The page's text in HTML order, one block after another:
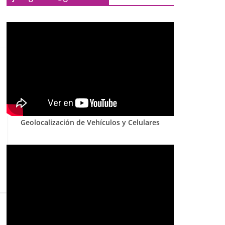
Geolocalización de Vehículos y Celulares